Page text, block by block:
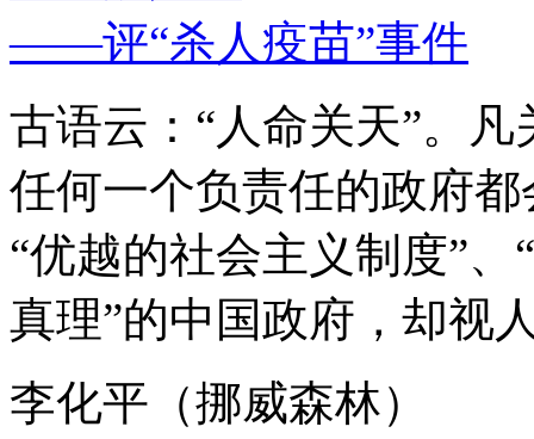
——评“杀人疫苗”事件
古语云：“人命关天”。
任何一个负责任的政府
“优越的社会主义制度”
真理”的中国政府，却视
李化平（挪威森林）